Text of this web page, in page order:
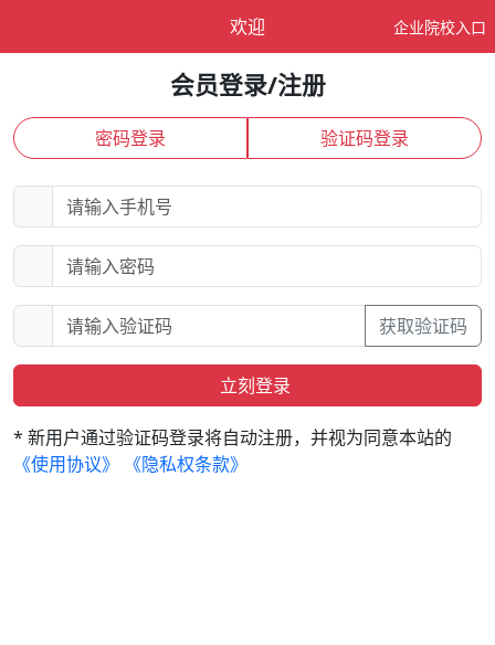
欢迎 企业院校入口
会员登录/注册
密码登录 验证码登录
获取验证码
立刻登录
* 新用户通过验证码登录将自动注册，并视为同意本站的
《使用协议》
《隐私权条款》